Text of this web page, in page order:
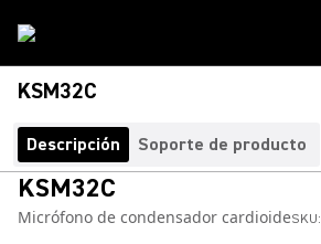
KSM32C
Descripción Soporte de producto
KSM32C
Micrófono de condensador cardioideSKU: